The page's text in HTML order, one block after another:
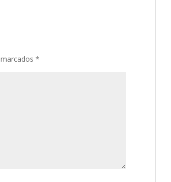
marcados*